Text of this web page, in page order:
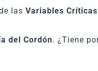
las Variables Críticas
del Cordón. ¿Tiene